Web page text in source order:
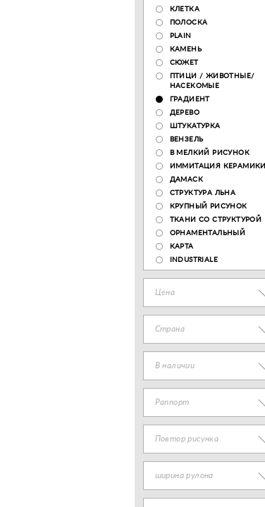
КЛЕТКА
ПОЛОСКА
PLAIN
КАМЕНЬ
СЮЖЕТ
ПТИЦИ / ЖИВОТНЫЕ/
НАСЕКОМЫЕ
ГРАДИЕНТ
ДЕРЕВО
ШТУКАТУРКА
ВЕНЗЕЛЬ
В МЕЛКИЙ РИСУНОК
ИММИТАЦИЯ КЕРАМИКИ
ДАМАСК
СТРУКТУРА ЛЬНА
КРУПНЫЙ РИСУНОК
ТКАНИ СО СТРУКТУРОЙ
ОРНАМЕНТАЛЬНЫЙ
КАРТА
INDUSTRIALE
Цена
Страна
В наличии
Раппорт
Повтор рисунка
ширина рулона